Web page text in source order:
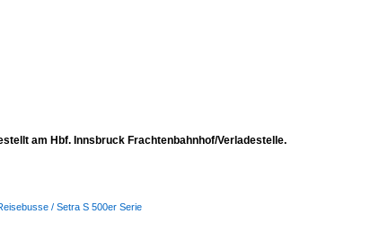
am Hbf. Innsbruck Frachtenbahnhof/Verladestelle.
/ Setra S 500er Serie